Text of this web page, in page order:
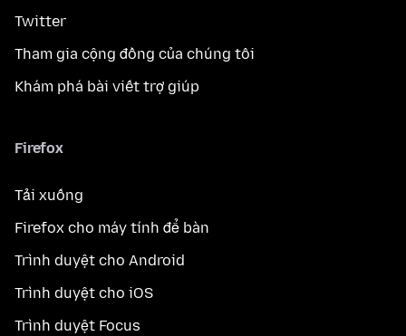
Twitter
Tham gia cộng đồng của chúng tôi
Khám phá bài viết trợ giúp
Firefox
Tải xuống
Firefox cho máy tính để bàn
Trình duyệt cho Android
Trình duyệt cho iOS
Trình duyệt Focus